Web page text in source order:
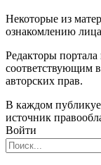
Некоторые из
ознакомлению
Редакторы
соответствующим
авторских прав.
В каждом
источник
Войти